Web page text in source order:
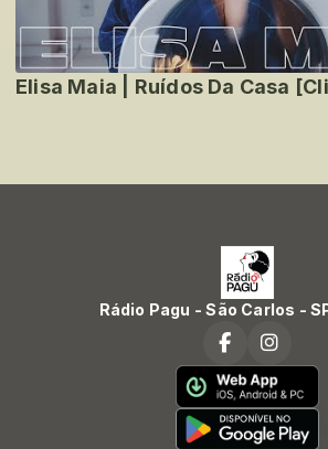
Elisa Maia | Ruídos Da Casa
Rádio Pagu - São Carlos -